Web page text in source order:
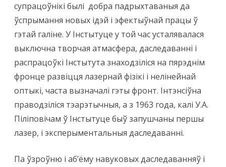
супрацоўнікі былі добра падрыхтаваныя да
ўспрымання новых ідэй і эфектыўнай працы ў
гэтай галіне. У Інстытуце у той час усталявалася
выключна творчая атмасфера, даследаванні і
распрацоўкі Інстытута знаходзіліся на пярэднім
фронце развіцця лазернай фізікі і нелінейнай
оптыкі, часта вызначалі гэты фронт. Інтэнсіўна
праводзіліся тэарэтычныя, а з 1963 года, калі У.А.
Піліповічам ў Інстытуце быў запушчаны першы
лазер, і эксперыментальныя даследаванні.
Па ўзроўню і аб’ёму навуковых даследаванняў і